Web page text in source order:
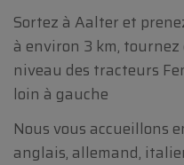
Sortez à Aalter et
à environ 3 km,
niveau des tracteurs
loin à gauche
Nous vous accueillons
anglais, allemand,